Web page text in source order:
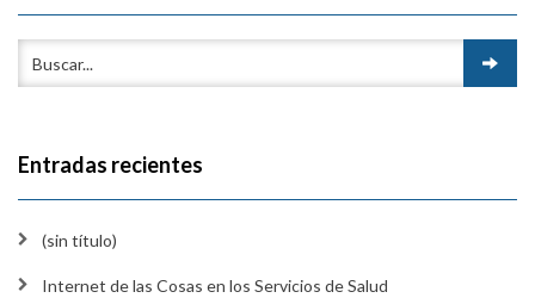
Entradas recientes
(sin título)
Internet de las Cosas en los Servicios de Salud